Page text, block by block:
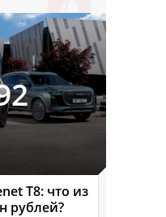
T8: что из
рублей?